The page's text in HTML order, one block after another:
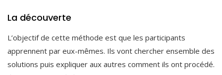
La découverte
L’objectif de cette méthode est que les participants
apprennent par eux-mêmes. Ils vont chercher ensemble des
solutions puis expliquer aux autres comment ils ont procédé.